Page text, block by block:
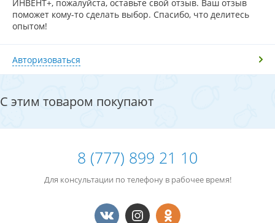
ИНВЕНТ+, пожалуйста, оставьте свой отзыв. Ваш отзыв
поможет кому-то сделать выбор. Спасибо, что делитесь
опытом!
Авторизоваться
С этим товаром покупают
8 (777) 899 21 10
Для консультации по телефону в рабочее время!